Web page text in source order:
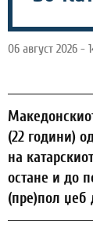
06 август 2026 -
(22 години)
на
остане и до
(пре)пол џеб